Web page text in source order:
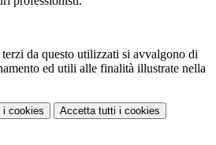
da questo utilizzati si avvalgono di
ed utili alle finalità illustrate nella
i cookies Accetta tutti i cookies